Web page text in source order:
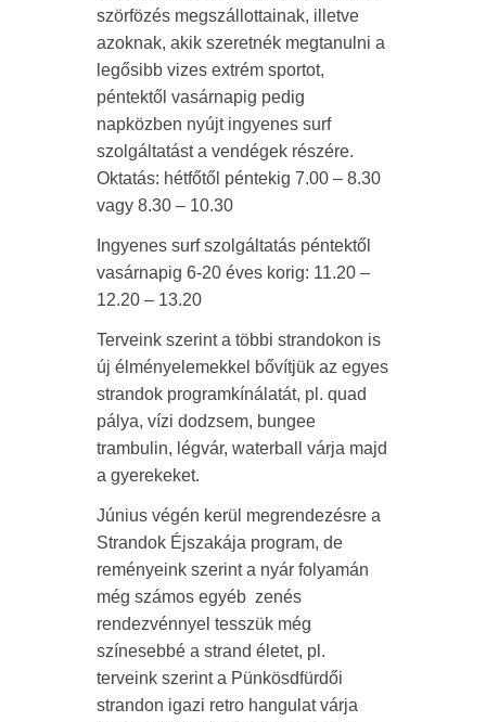
szörfözés megszállottainak, illetve
azoknak, akik szeretnék megtanulni a
legősibb vizes extrém sportot,
péntektől vasárnapig pedig
napközben nyújt ingyenes surf
szolgáltatást a vendégek részére.
Oktatás: hétfőtől péntekig 7.00 – 8.30
vagy 8.30 – 10.30
Ingyenes surf szolgáltatás péntektől
vasárnapig 6-20 éves korig: 11.20 –
12.20 – 13.20
Terveink szerint a többi strandokon is
új élményelemekkel bővítjük az egyes
strandok programkínálatát, pl. quad
pálya, vízi dodzsem, bungee
trambulin, légvár, waterball várja majd
a gyerekeket.
Június végén kerül megrendezésre a
Strandok Éjszakája program, de
reményeink szerint a nyár folyamán
még számos egyéb zenés
rendezvénnyel tesszük még
színesebbé a strand életet, pl.
terveink szerint a Pünkösdfürdői
strandon igazi retro hangulat várja